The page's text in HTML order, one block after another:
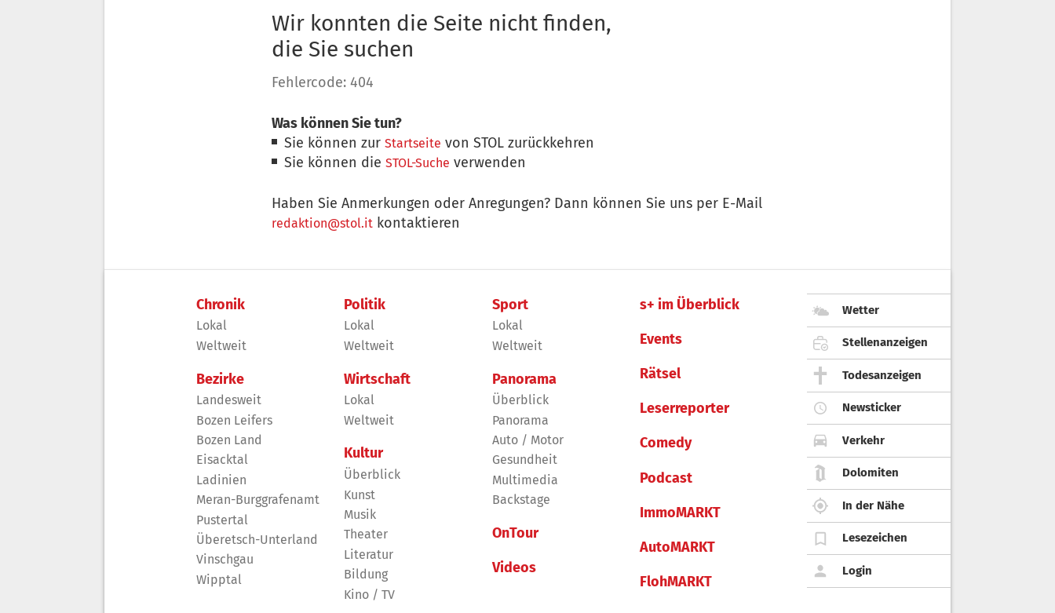
Wir konnten die Seite nicht finden,
die Sie suchen
Fehlercode: 404
Was können Sie tun?
Sie können zurStartseite von STOL zurückkehren
Sie können dieSTOL-Suche verwenden
Haben Sie Anmerkungen oder Anregungen? Dann können Sie uns per E-Mail
redaktion@stol.it kontaktieren
Chronik
Lokal
Weltweit
Bezirke
Landesweit
Bozen Leifers
Bozen Land
Eisacktal
Ladinien
Meran-Burggrafenamt
Pustertal
Überetsch-Unterland
Vinschgau
Wipptal
Politik
Lokal
Weltweit
Wirtschaft
Lokal
Weltweit
Kultur
Überblick
Kunst
Musik
Theater
Literatur
Bildung
Kino / TV
Sport
Lokal
Weltweit
Panorama
Überblick
Panorama
Auto / Motor
Gesundheit
Multimedia
Backstage
OnTour
Videos
s+ im Überblick
Events
Rätsel
Leserreporter
Comedy
Podcast
ImmoMARKT
AutoMARKT
FlohMARKT
Wetter
Stellenanzeigen
Todesanzeigen
Newsticker
Verkehr
Dolomiten
In der Nähe
Lesezeichen
Login